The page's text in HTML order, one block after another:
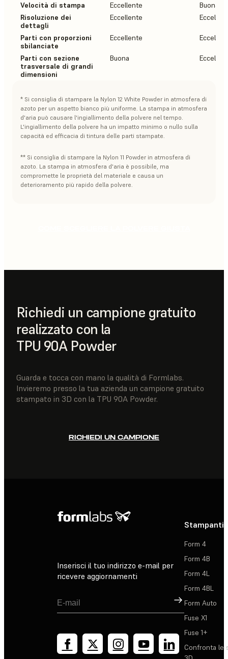
Velocità di stampa
Eccellente
Buona
Risoluzione dei
dettagli
Eccellente
Parti con proporzioni
sbilanciate
Eccellente
Parti con sezione
trasversale di grandi
dimensioni
Buona
* Si consiglia di stampare la Nylon 12 White Powder in atmosfera di
azoto per un aspetto bianco più uniforme. La stampa in atmosfera
d'aria può causare l'ingiallimento della polvere nel tempo.
L'ingiallimento della polvere ha un impatto minimo o nullo sulla
capacità ed efficacia di tintura delle parti stampate.
** Si consiglia di stampare la Nylon 11 Powder in atmosfera di
azoto. La stampa in atmosfera d'aria è possibile, ma
compromette le proprietà del materiale e causa un
deterioramento più rapido della polvere.
Richiedi un campione gratuito
realizzato con la
TPU 90A Powder
Guarda e tocca con mano la qualità di Formlabs.
Invieremo presso la tua azienda un campione gratuito
stampato in 3D con la TPU 90A Powder.
RICHIEDI UN CAMPIONE
Inserisci il tuo indirizzo e-mail per
ricevere aggiornamenti
Registrati
Stampanti
Form 4
Form 4B
Form 4L
Form 4BL
Form Auto
Fuse X1
Fuse 1+
Confronta le